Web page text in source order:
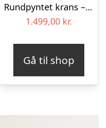
Rundpyntet krans – Et farverigt farvel
1.499,00 kr.
Gå til shop